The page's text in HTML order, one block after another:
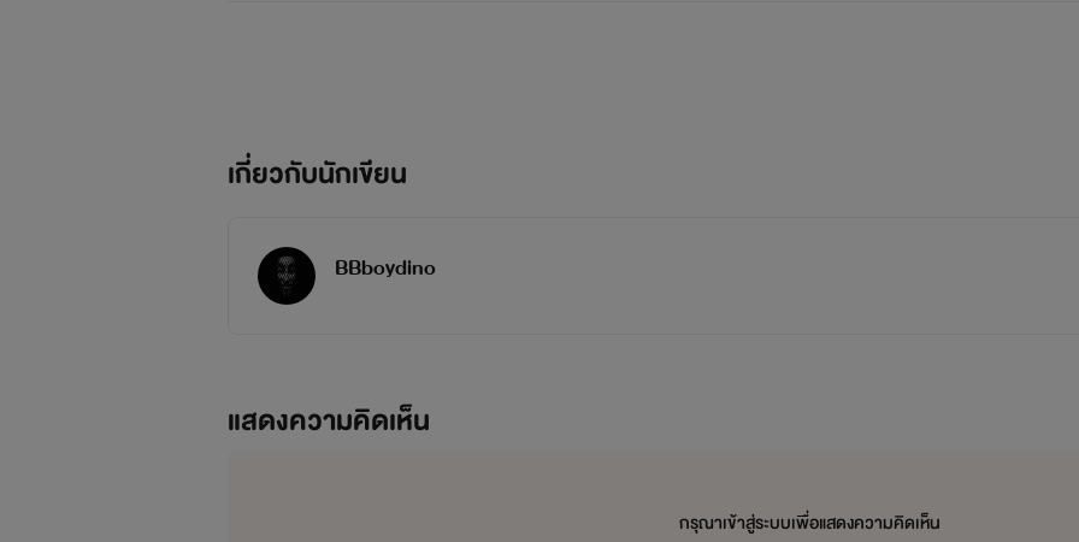
เกี่ยวกับนักเขียน
BBboydino
แสดงความคิดเห็น
กรุณาเข้าสู่ระบบเพื่อแสดงความคิดเห็น